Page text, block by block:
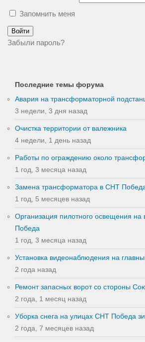
Запомнить меня
Войти
Забыли пароль?
Последние темы форума
Авария на трансформаторной
3 недели, 3 дня назад
Очистка территории от валежника
4 недели, 1 день назад
Работы по ограждению около
1 год, 3 месяца назад
Замена трансформатора в СНТ
1 год, 5 месяцев назад
Организация пилотного освещения на
Победа
1 год, 3 месяца назад
Установка видеонаблюдения на
2 года назад
Ремонт запасных ворот со стороны
2 года, 1 месяц назад
Уборка снега на улицах СНТ Победа
2 года, 7 месяцев назад